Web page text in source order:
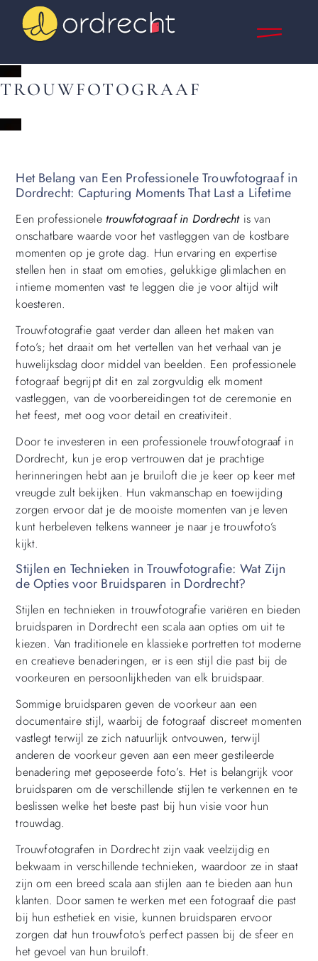
TROUWFOTOGRAAF
Het Belang van Een Professionele Trouwfotograaf in
Dordrecht: Capturing Moments That Last a Lifetime
Een professionele trouwfotograaf in Dordrechtis van
onschatbare waarde voor het vastleggen van de kostbare
momenten op je grote dag. Hun ervaring en expertise
stellen hen in staat om emoties, gelukkige glimlachen en
intieme momenten vast te leggen die je voor altijd wilt
koesteren.
Trouwfotografie gaat verder dan alleen het maken van
foto’s; het draait om het vertellen van het verhaal van je
huwelijksdag door middel van beelden. Een professionele
fotograaf begrijpt dit en zal zorgvuldig elk moment
vastleggen, van de voorbereidingen tot de ceremonie en
het feest, met oog voor detail en creativiteit.
Door te investeren in een professionele trouwfotograaf in
Dordrecht, kun je erop vertrouwen dat je prachtige
herinneringen hebt aan je bruiloft die je keer op keer met
vreugde zult bekijken. Hun vakmanschap en toewijding
zorgen ervoor dat je de mooiste momenten van je leven
kunt herbeleven telkens wanneer je naar je trouwfoto’s
kijkt.
Stijlen en Technieken in Trouwfotografie: Wat Zijn
de Opties voor Bruidsparen in Dordrecht?
Stijlen en technieken in trouwfotografie variëren en bieden
bruidsparen in Dordrecht een scala aan opties om uit te
kiezen. Van traditionele en klassieke portretten tot moderne
en creatieve benaderingen, er is een stijl die past bij de
voorkeuren en persoonlijkheden van elk bruidspaar.
Sommige bruidsparen geven de voorkeur aan een
documentaire stijl, waarbij de fotograaf discreet momenten
vastlegt terwijl ze zich natuurlijk ontvouwen, terwijl
anderen de voorkeur geven aan een meer gestileerde
benadering met geposeerde foto’s. Het is belangrijk voor
bruidsparen om de verschillende stijlen te verkennen en te
beslissen welke het beste past bij hun visie voor hun
trouwdag.
Trouwfotografen in Dordrecht zijn vaak veelzijdig en
bekwaam in verschillende technieken, waardoor ze in staat
zijn om een breed scala aan stijlen aan te bieden aan hun
klanten. Door samen te werken met een fotograaf die past
bij hun esthetiek en visie, kunnen bruidsparen ervoor
zorgen dat hun trouwfoto’s perfect passen bij de sfeer en
het gevoel van hun bruiloft.